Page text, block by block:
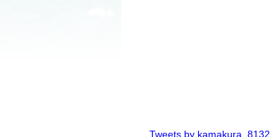
Tweets by kamakura_8132